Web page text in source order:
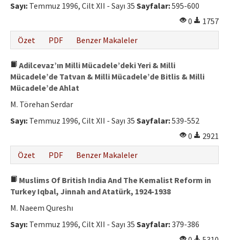
Sayı: Temmuz 1996, Cilt XII - Sayı 35 Sayfalar:595-600
0
1757
Özet
PDF Benzer Makaleler
Adilcevaz’ın Milli Mücadele’deki Yeri & Milli
Mücadele’de Tatvan & Milli Mücadele’de Bitlis & Milli
Mücadele’de Ahlat
M. Törehan Serdar
Sayı: Temmuz 1996, Cilt XII - Sayı 35 Sayfalar:539-552
0
2921
Özet
PDF Benzer Makaleler
Muslims Of British India And The Kemalist Reform in
Turkey Iqbal, Jinnah and Atatürk, 1924-1938
M. Naeem Qureshı
Sayı: Temmuz 1996, Cilt XII - Sayı 35 Sayfalar:379-386